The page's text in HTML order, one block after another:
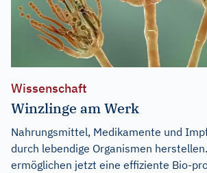
Wissenschaft
Winzlinge am Werk
Nahrungsmittel, Medikamente und
durch lebendige Organismen
ermöglichen jetzt eine effiziente Bio-